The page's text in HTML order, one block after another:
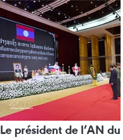
Le président de l’AN